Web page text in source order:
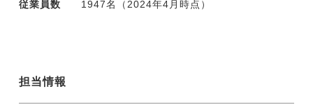
従業員数 1947名（2024年4月時点）
担当情報